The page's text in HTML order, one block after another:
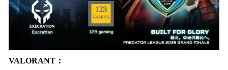
VALORANT：